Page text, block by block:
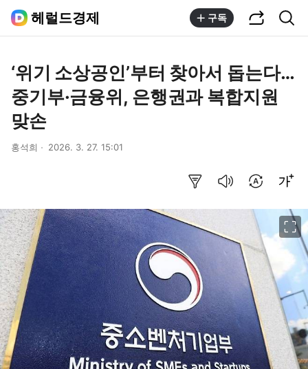
헤럴드경제 구독
‘위기 소상공인’부터 찾아서 돕는다…
중기부·금융위, 은행권과 복합지원
맞손
홍석희 2026. 3. 27. 15:01